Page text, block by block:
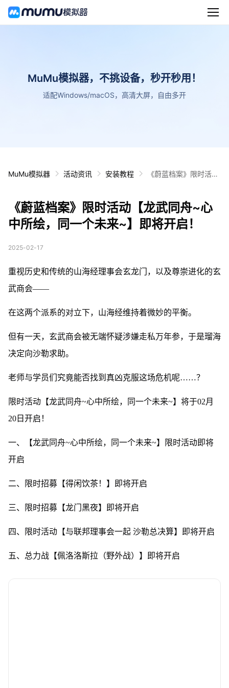
MuMu模拟器，不挑设备，秒开秒用！
适配Windows/macOS，高清大屏，自由多开
MuMu模拟器 活动资讯 安装教程
《蔚蓝档案》限时活动
将开启！
《蔚蓝档案》限时活动【龙武同舟~心
中所绘，同一个未来~】即将开启！
2025-02-17
重视历史和传统的山海经理事会玄龙门，以及尊崇进化的玄
武商会——
在这两个派系的对立下，山海经维持着微妙的平衡。
但有一天，玄武商会被无端怀疑涉嫌走私万年参，于是瑠海
决定向沙勒求助。
老师与学员们究竟能否找到真凶克服这场危机呢……？
限时活动【龙武同舟~心中所绘，同一个未来~】将于02月
20日开启！
一、【龙武同舟~心中所绘，同一个未来~】限时活动即将
开启
二、限时招募【得闲饮茶！】即将开启
三、限时招募【龙门黑夜】即将开启
四、限时活动【与联邦理事会一起 沙勒总决算】即将开启
五、总力战【佩洛洛斯拉（野外战）】即将开启